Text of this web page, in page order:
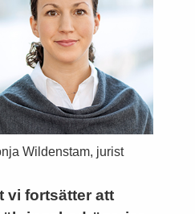
Wildenstam, jurist
vi fortsätter att